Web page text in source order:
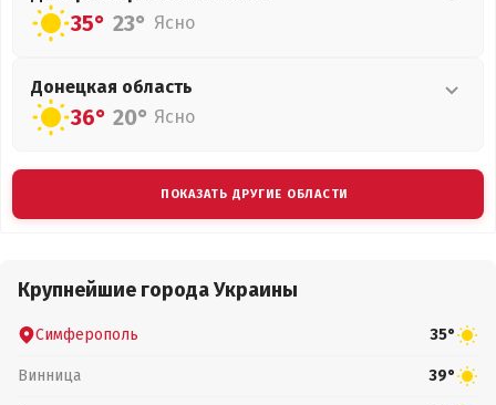
35° 23° Ясно
Донецкая область
36° 20° Ясно
ПОКАЗАТЬ ДРУГИЕ ОБЛАСТИ
Крупнейшие города Украины
Симферополь 35°
Винница 39°